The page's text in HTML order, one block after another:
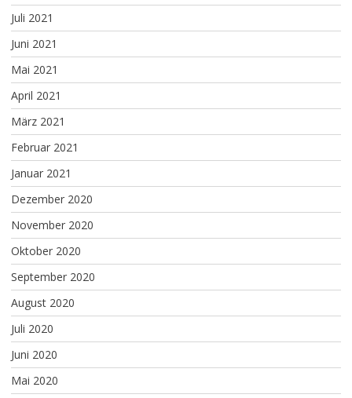
Juli 2021
Juni 2021
Mai 2021
April 2021
März 2021
Februar 2021
Januar 2021
Dezember 2020
November 2020
Oktober 2020
September 2020
August 2020
Juli 2020
Juni 2020
Mai 2020